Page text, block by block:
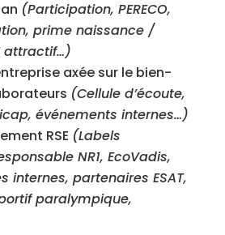
(Participation, PERECO,
prime naissance /
attractif…)
axée sur le bien-
(Cellule d’écoute,
événements internes…)
RSE (Labels
NR1, EcoVadis,
internes, partenaires ESAT,
paralympique,